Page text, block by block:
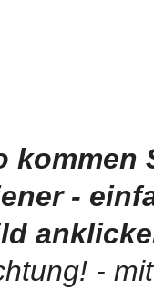
kommen
-
-